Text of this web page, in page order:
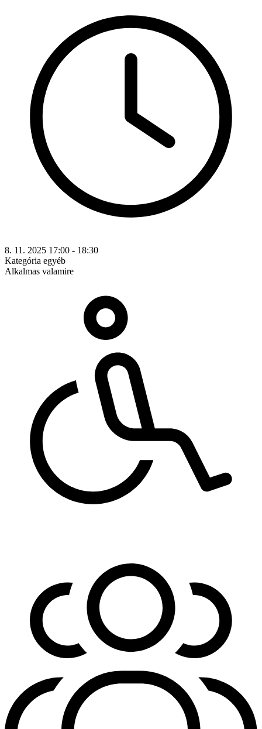
8. 11. 2025 17:00 - 18:30
Kategória egyéb
Alkalmas valamire